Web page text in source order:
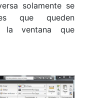
solamente se
que queden
la ventana que